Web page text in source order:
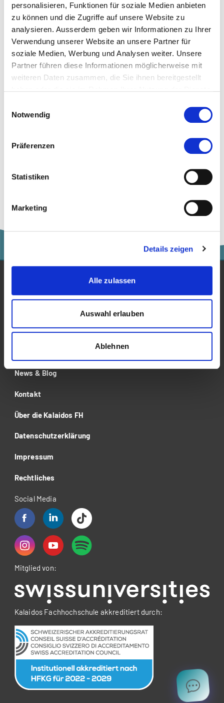
personalisieren, Funktionen für soziale Medien anbieten
zu können und die Zugriffe auf unsere Website zu
analysieren. Ausserdem geben wir Informationen zu Ihrer
Verwendung unserer Website an unsere Partner für
soziale Medien, Werbung und Analysen weiter. Unsere
Partner führen diese Informationen möglicherweise mit
weiteren Daten zusammen, die Sie ihnen bereitgestellt
Notwendig
Präferenzen
Statistiken
Marketing
Details zeigen
Alle zulassen
Auswahl erlauben
Ablehnen
Kontakt
andrea.bischoff@yahoo.de
Zur Merkliste hinzufügen
Musik
Oboe
Forschung
News & Blog
Kontakt
Über die Kalaidos FH
Datenschutzerklärung
Impressum
Rechtliches
Social Media
Mitglied von:
Kalaidos Fachhochschule akkreditiert durch: